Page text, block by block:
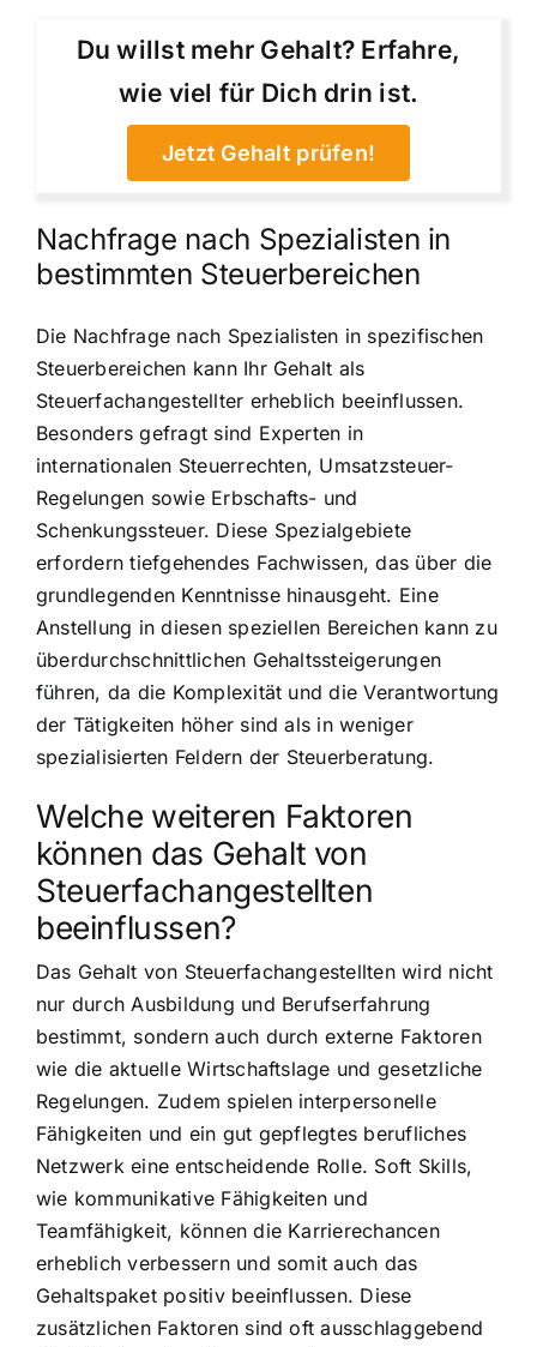
Du willst mehr Gehalt? Erfahre,
wie viel für Dich drin ist.
Jetzt Gehalt prüfen!
Nachfrage nach Spezialisten in
bestimmten Steuerbereichen
Die Nachfrage nach Spezialisten in spezifischen
Steuerbereichen kann Ihr Gehalt als
Steuerfachangestellter erheblich beeinflussen.
Besonders gefragt sind Experten in
internationalen Steuerrechten, Umsatzsteuer-
Regelungen sowie Erbschafts- und
Schenkungssteuer. Diese Spezialgebiete
erfordern tiefgehendes Fachwissen, das über die
grundlegenden Kenntnisse hinausgeht. Eine
Anstellung in diesen speziellen Bereichen kann zu
überdurchschnittlichen Gehaltssteigerungen
führen, da die Komplexität und die Verantwortung
der Tätigkeiten höher sind als in weniger
spezialisierten Feldern der Steuerberatung.
Welche weiteren Faktoren
können das Gehalt von
Steuerfachangestellten
beeinflussen?
Das Gehalt von Steuerfachangestellten wird nicht
nur durch Ausbildung und Berufserfahrung
bestimmt, sondern auch durch externe Faktoren
wie die aktuelle Wirtschaftslage und gesetzliche
Regelungen. Zudem spielen interpersonelle
Fähigkeiten und ein gut gepflegtes berufliches
Netzwerk eine entscheidende Rolle. Soft Skills,
wie kommunikative Fähigkeiten und
Teamfähigkeit, können die Karrierechancen
erheblich verbessern und somit auch das
Gehaltspaket positiv beeinflussen. Diese
zusätzlichen Faktoren sind oft ausschlaggebend